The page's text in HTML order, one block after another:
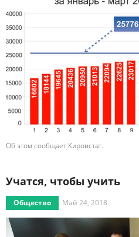
Об этом сообщает Кировстат.
Учатся, чтобы учить
Общество Май 24, 2018